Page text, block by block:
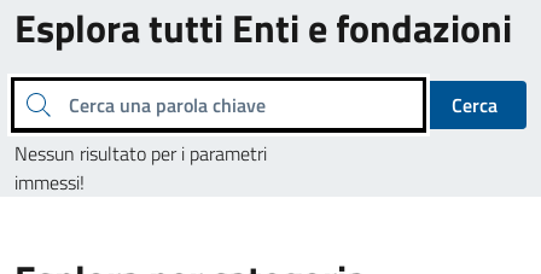
Esplora tutti Enti e fondazioni
Cerca una parola chiave
Cerca
Nessun risultato per i parametri
immessi!